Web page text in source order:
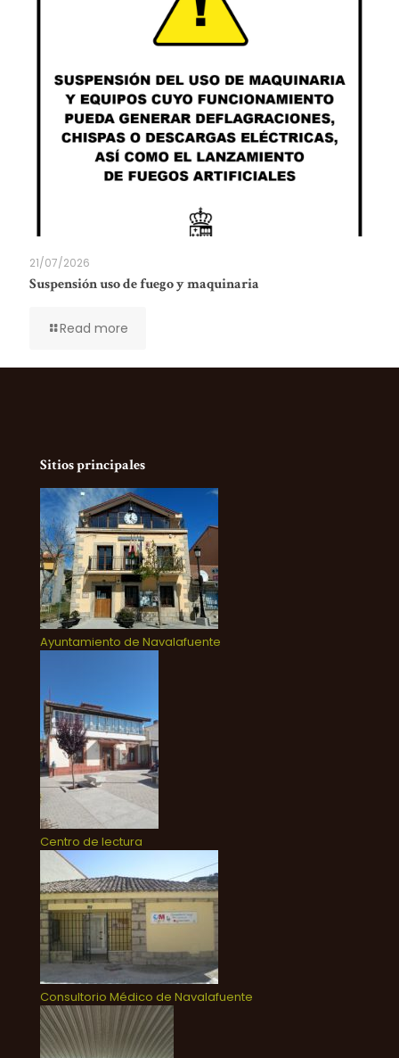
21/07/2026
Suspensión uso de fuego y maquinaria
Read more
Sitios principales
Ayuntamiento de Navalafuente
Centro de lectura
Consultorio Médico de Navalafuente